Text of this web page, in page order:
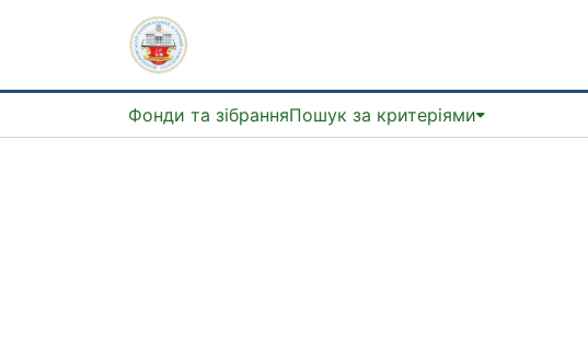
Фонди та зібранняПошук за критеріями